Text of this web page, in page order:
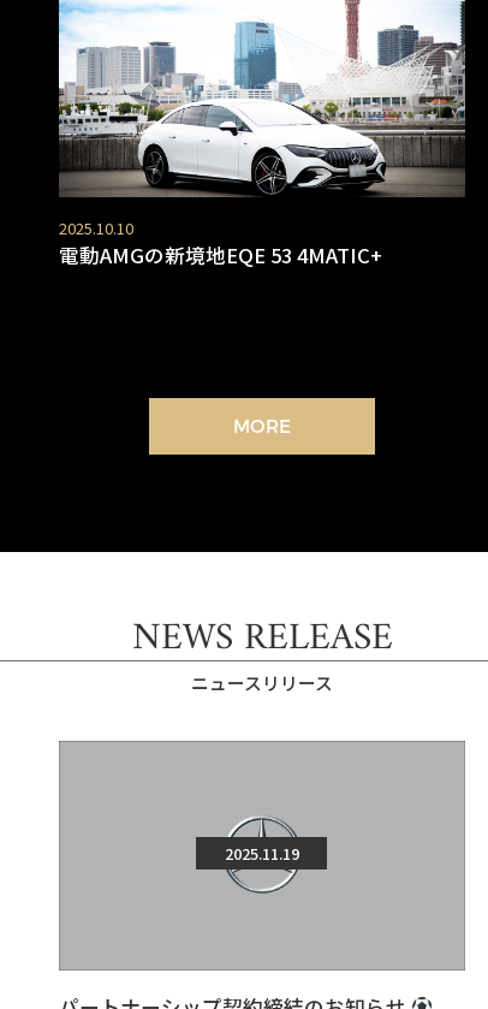
2025.10.10
電動AMGの新境地EQE 53 4MATIC+
MORE
NEWS RELEASE
ニュースリリース
2025.11.19